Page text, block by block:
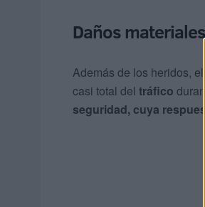
Daños materiales
Además de los heridos,
casi total del tráfico
seguridad, cuya